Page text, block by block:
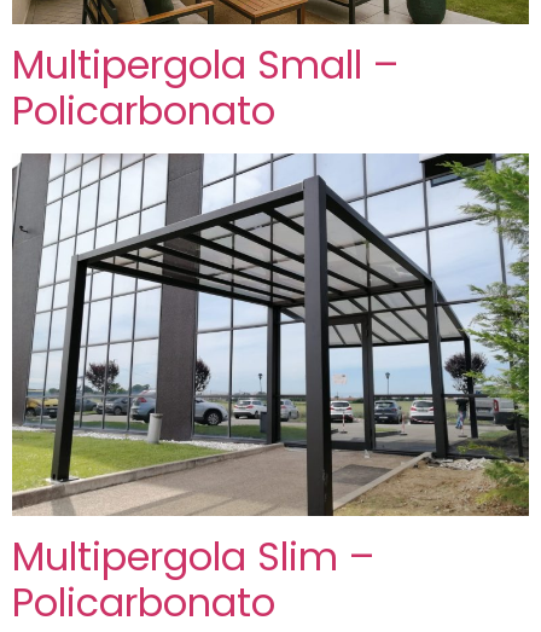
Multipergola Small –
Policarbonato
Multipergola Slim –
Policarbonato